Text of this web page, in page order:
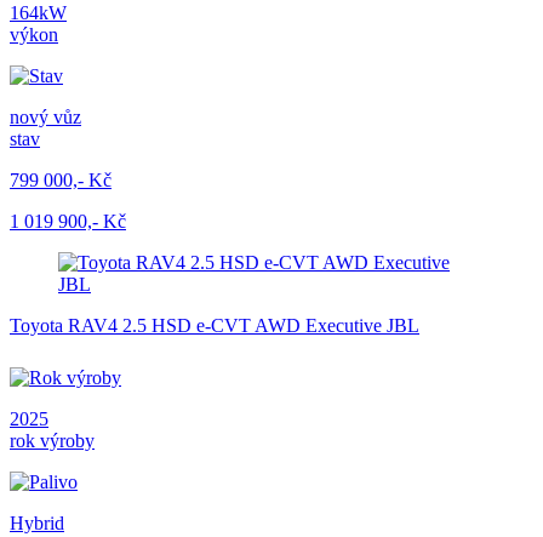
164kW
výkon
nový vůz
stav
799 000,- Kč
1 019 900,- Kč
Toyota RAV4 2.5 HSD e-CVT AWD Executive JBL
2025
rok výroby
Hybrid